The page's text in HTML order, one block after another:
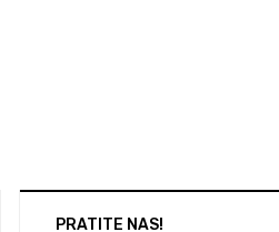
PRATITE NAS!